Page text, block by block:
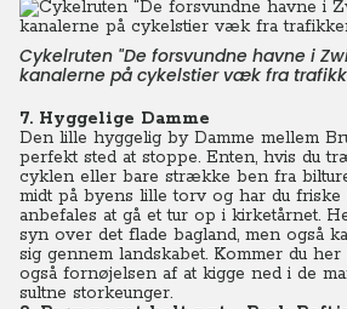
Cykelruten "De forsvundne havne i
kanalerne på cykelstier væk fra
7. Hyggelige Damme
Den lille hyggelig by Damme mellem
perfekt sted at stoppe. Enten, hvis du
cyklen eller bare strække ben fra
midt på byens lille torv og har du friske
anbefales at gå et tur op i kirketårnet.
syn over det flade bagland, men også
sig gennem landskabet. Kommer du
også fornøjelsen af at kigge ned i de
sultne storkeunger.